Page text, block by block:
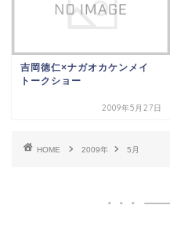
吉岡徳仁×ナガオカケンメイ
トークショー
2009年5月27日
HOME 2009年 5月